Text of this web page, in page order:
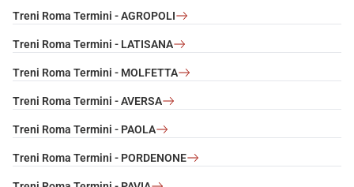
Treni Roma Termini - AGROPOLI
Treni Roma Termini - LATISANA
Treni Roma Termini - MOLFETTA
Treni Roma Termini - AVERSA
Treni Roma Termini - PAOLA
Treni Roma Termini - PORDENONE